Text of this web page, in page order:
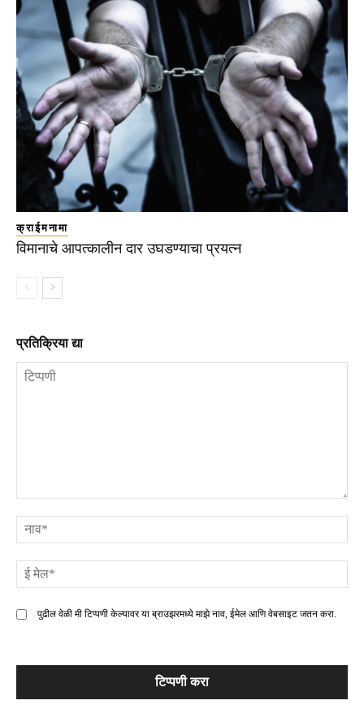
क्राईमनामा
विमानाचे आपत्कालीन दार उघडण्याचा प्रयत्न
प्रतिक्रिया द्या
पुढील वेळी मी टिप्पणी केल्यावर या ब्राउझरमध्ये माझे नाव, ईमेल आणि वेबसाइट जतन करा.